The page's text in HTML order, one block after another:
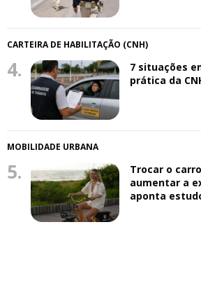
CARTEIRA DE HABILITAÇÃO (CNH)
4.
7 situações
prática da
MOBILIDADE URBANA
5.
Trocar o
aumentar a
aponta